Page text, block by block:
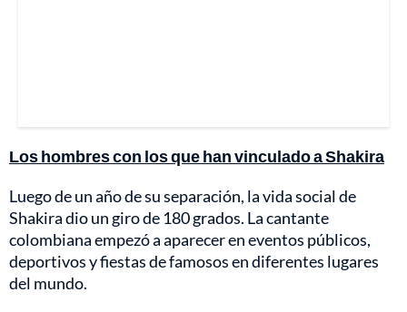
Los hombres con los que han vinculado a Shakira
Luego de un año de su separación, la vida social de
Shakira dio un giro de 180 grados. La cantante
colombiana empezó a aparecer en eventos públicos,
deportivos y fiestas de famosos en diferentes lugares
del mundo.